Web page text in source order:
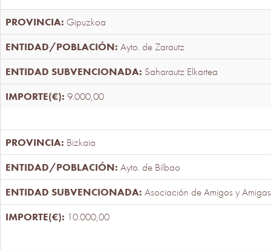
Gipuzkoa
Ayto. de Zarautz
Saharautz Elkartea
9.000,00
Bizkaia
Ayto. de Bilbao
Asociación de Amigos y
10.000,00